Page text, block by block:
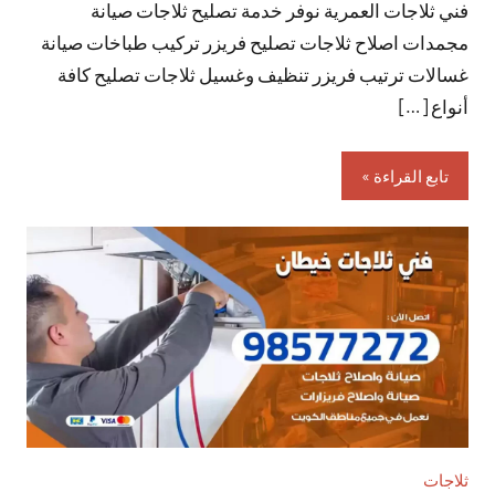
تعليقات
فني ثلاجات العمرية نوفر خدمة تصليح ثلاجات صيانة
مجمدات اصلاح ثلاجات تصليح فريزر تركيب طباخات صيانة
غسالات ترتيب فريزر تنظيف وغسيل ثلاجات تصليح كافة
أنواع […]
تابع القراءة
ثلاجات